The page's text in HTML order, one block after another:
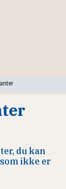
du kan
ikke er